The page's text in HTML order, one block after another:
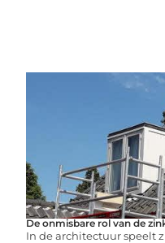
De onmisbare rol van de
In de architectuur speelt